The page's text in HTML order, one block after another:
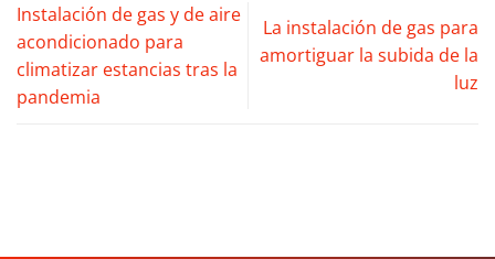
Instalación de gas y de aire
acondicionado para
climatizar estancias tras la
pandemia
La instalación de gas para
amortiguar la subida de la
luz